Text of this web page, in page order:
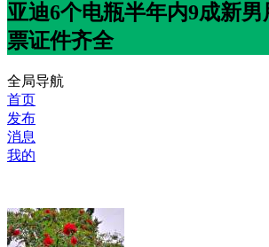
亚迪6个电瓶半年内9成新
票证件齐全
全局导航
首页
发布
消息
我的